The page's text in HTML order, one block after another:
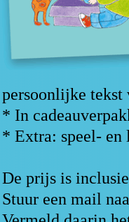
persoonlijke tekst
* In
* Extra: speel- en
De prijs is
Stuur een mail